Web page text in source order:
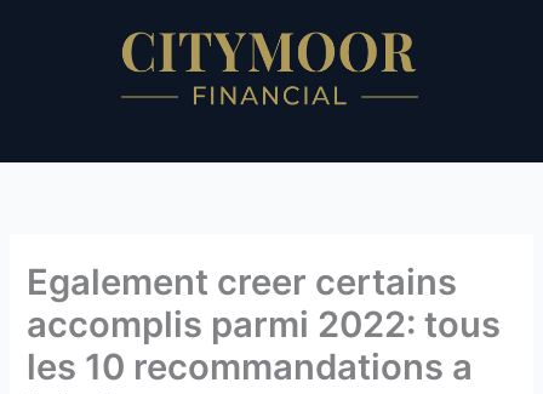
Egalement creer certains
accomplis parmi 2022: tous
les 10 recommandations a